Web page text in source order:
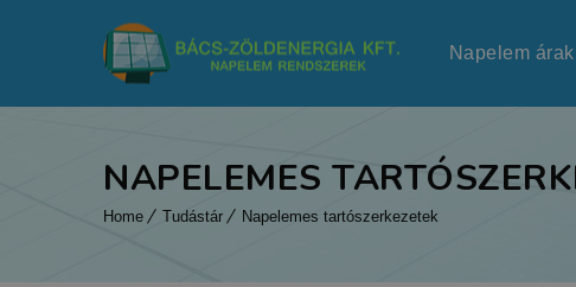
Napelem árak
NAPELEMES
Home Tudástár Napelemes tartószerkezetek